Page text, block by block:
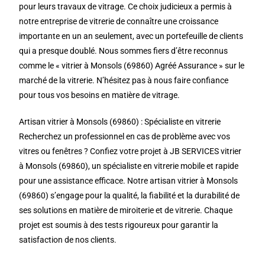
pour leurs travaux de vitrage. Ce choix judicieux a permis à
notre entreprise de vitrerie de connaître une croissance
importante en un an seulement, avec un portefeuille de clients
qui a presque doublé. Nous sommes fiers d’être reconnus
comme le « vitrier à Monsols (69860) Agréé Assurance » sur le
marché de la vitrerie. N’hésitez pas à nous faire confiance
pour tous vos besoins en matière de vitrage.
Artisan vitrier à Monsols (69860) : Spécialiste en vitrerie
Recherchez un professionnel en cas de problème avec vos
vitres ou fenêtres ? Confiez votre projet à JB SERVICES vitrier
à Monsols (69860), un spécialiste en vitrerie mobile et rapide
pour une assistance efficace. Notre artisan vitrier à Monsols
(69860) s’engage pour la qualité, la fiabilité et la durabilité de
ses solutions en matière de miroiterie et de vitrerie. Chaque
projet est soumis à des tests rigoureux pour garantir la
satisfaction de nos clients.